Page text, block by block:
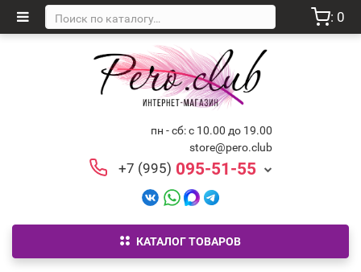
: 0
пн - сб: с 10.00 до 19.00
store@pero.club
+7 (995) 095-51-55
КАТАЛОГ ТОВАРОВ